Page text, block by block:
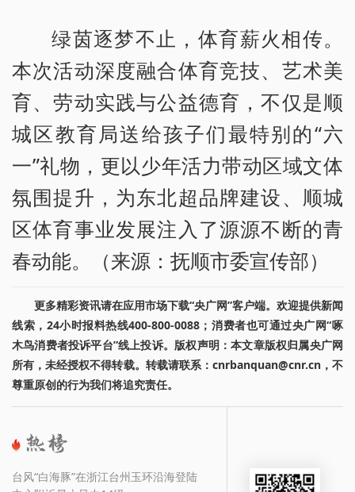
绿茵逐梦不止，体育薪火相传。
本次活动深度融合体育竞技、艺术美
育、劳动实践与公益德育，不仅是顺
城区教育局送给孩子们最特别的“六
一”礼物，更以少年活力带动区域文体
氛围提升，为东北超品牌建设、顺城
区体育事业发展注入了源源不断的青
春动能。（来源：抚顺市委宣传部）
更多精彩资讯请在应用市场下载“央广网”客户端。欢迎提供新闻
线索，24小时报料热线400-800-0088；消费者也可通过央广网“啄
木鸟消费者投诉平台”线上投诉。版权声明：本文章版权归属央广网
所有，未经授权不得转载。转载请联系：cnrbanquan@cnr.cn，不
尊重原创的行为我们将追究责任。
台风“白海豚”在浙江台州玉环沿海登陆